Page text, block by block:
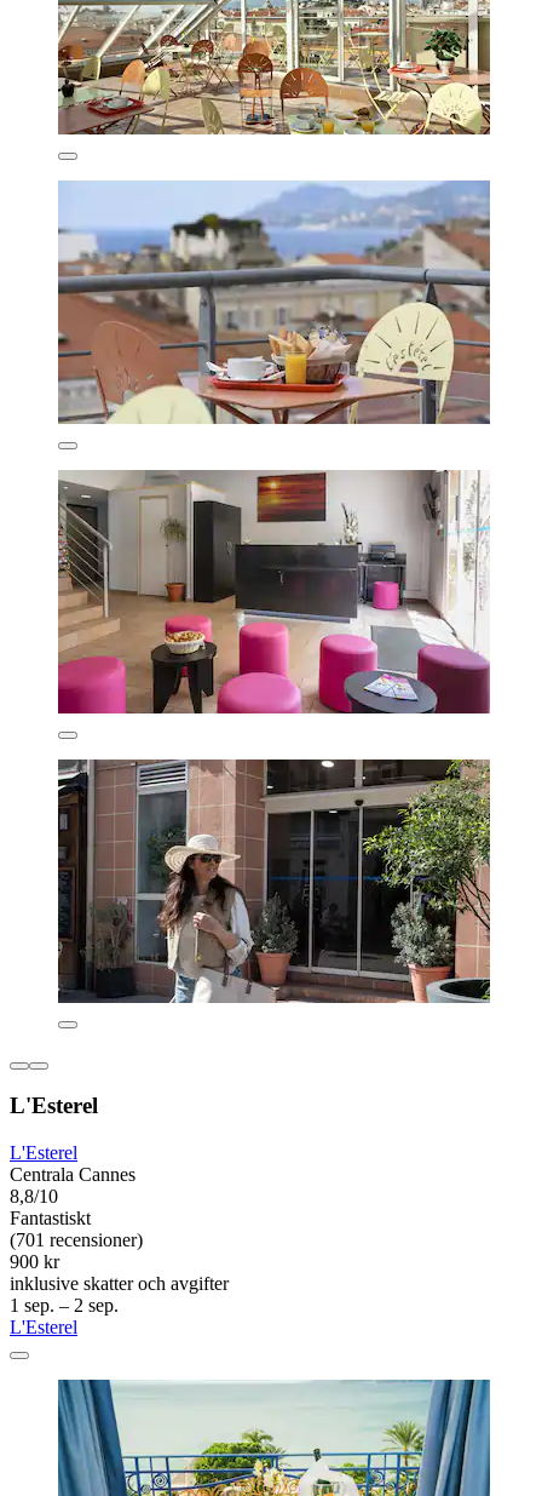
L'Esterel
L'Esterel
Centrala Cannes
8,8/10
Fantastiskt
(701 recensioner)
900 kr
inklusive skatter och avgifter
1 sep. – 2 sep.
L'Esterel